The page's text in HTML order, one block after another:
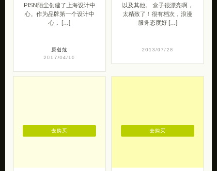
PISN陌尘创建了上海设计中
心。作为品牌第一个设计中
心， […]
原创范
2017/04/10
以及其他。 盒子很漂亮啊，
太精致了！很有档次，浪漫
服务态度好 […]
2013/07/28
去购买 去购买